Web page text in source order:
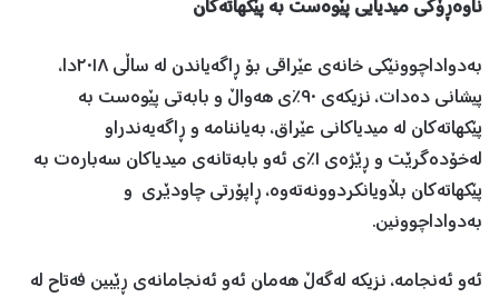
ناوەڕۆکی میدیایی پێوەست بە پێکهاتەکان
بەدواداچوونێکی خانەی عێراقی بۆ ڕاگەیاندن لە ساڵی ٢٠١٨دا،
پیشانی دەدات، نزیکەی ٩٠٪ی هەواڵ و بابەتی پێوەست بە
پێکهاتەکان لە میدیاکانی عێراق، بەیاننامە و ڕاگەیەندراو
لەخۆدەگرێت و ڕێژەی ١٪ی ئەو بابەتانەی میدیاکان سەبارەت بە
پێکهاتەکان بڵاویانکردوونەتەوە، ڕاپۆرتی چاودێری و
بەدواداچوونین.
ئەو ئەنجامە، نزیکە لەگەڵ هەمان ئەو ئەنجامانەی ڕێبین فەتاح لە